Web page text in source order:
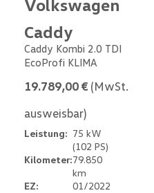
Volkswagen
Caddy
Caddy Kombi 2.0 TDI
EcoProfi KLIMA
19.789,00 € (MwSt.
ausweisbar)
Leistung: 75 kW
(102 PS)
Kilometer:79.850
km
EZ:
01/2022